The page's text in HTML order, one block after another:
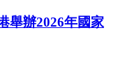
舉辦2026年國家